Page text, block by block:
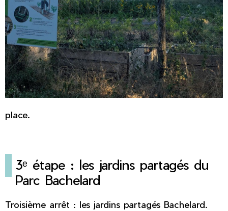
place.
3ᵉ étape : les jardins partagés du
Parc Bachelard
Troisième arrêt : les jardins partagés Bachelard.